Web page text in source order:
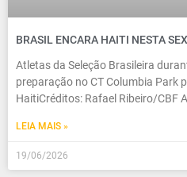
BRASIL ENCARA HAITI NESTA
Atletas da Seleção Brasileira
preparação no CT Columbia Park
HaitiCréditos: Rafael Ribeiro/CBF
LEIA MAIS »
19/06/2026